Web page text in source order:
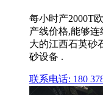
每小时产2000T
产线价格,能够
大的江西石英砂
砂设备 .
联系电话: 180